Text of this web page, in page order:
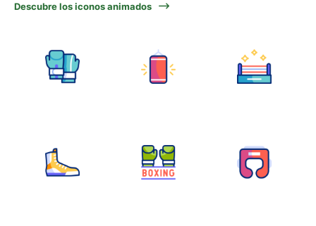
Descubre los iconos animados